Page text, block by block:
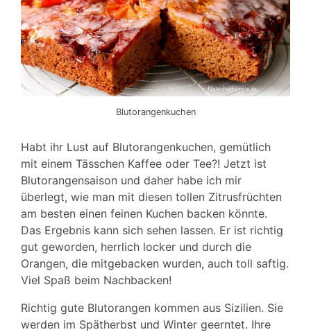
Blutorangenkuchen
Habt ihr Lust auf Blutorangenkuchen, gemütlich
mit einem Tässchen Kaffee oder Tee?! Jetzt ist
Blutorangensaison und daher habe ich mir
überlegt, wie man mit diesen tollen Zitrusfrüchten
am besten einen feinen Kuchen backen könnte.
Das Ergebnis kann sich sehen lassen. Er ist richtig
gut geworden, herrlich locker und durch die
Orangen, die mitgebacken wurden, auch toll saftig.
Viel Spaß beim Nachbacken!
Richtig gute Blutorangen kommen aus Sizilien. Sie
werden im Spätherbst und Winter geerntet. Ihre